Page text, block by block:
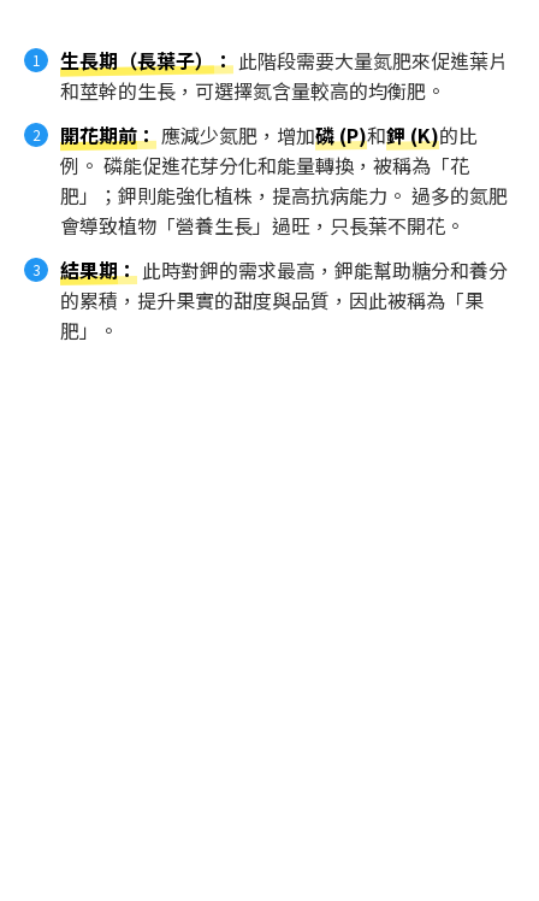
生長期（長葉子）： 此階段需要大量氮肥來促進葉片
和莖幹的生長，可選擇氮含量較高的均衡肥。
開花期前： 應減少氮肥，增加磷 (P)和鉀 (K)的比
例。 磷能促進花芽分化和能量轉換，被稱為「花
肥」；鉀則能強化植株，提高抗病能力。 過多的氮肥
會導致植物「營養生長」過旺，只長葉不開花。
結果期： 此時對鉀的需求最高，鉀能幫助糖分和養分
的累積，提升果實的甜度與品質，因此被稱為「果
肥」。